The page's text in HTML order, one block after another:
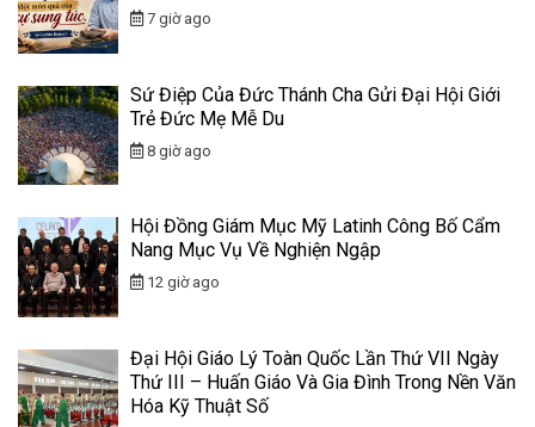
7 giờ ago
Sứ Điệp Của Đức Thánh Cha Gửi Đại Hội Giới
Trẻ Đức Mẹ Mễ Du
8 giờ ago
Hội Đồng Giám Mục Mỹ Latinh Công Bố Cẩm
Nang Mục Vụ Về Nghiện Ngập
12 giờ ago
Đại Hội Giáo Lý Toàn Quốc Lần Thứ VII Ngày
Thứ III – Huấn Giáo Và Gia Đình Trong Nền Văn
Hóa Kỹ Thuật Số